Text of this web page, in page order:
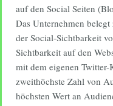
auf den Social Seiten
Das Unternehmen
der Social-Sichtbarkeit
Sichtbarkeit auf den
mit dem eigenen
zweithöchste Zahl von
höchsten Wert an